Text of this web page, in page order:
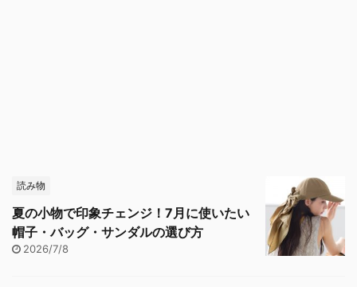
読み物
夏の小物で印象チェンジ！7月に使いたい
帽子・バッグ・サンダルの選び方
2026/7/8